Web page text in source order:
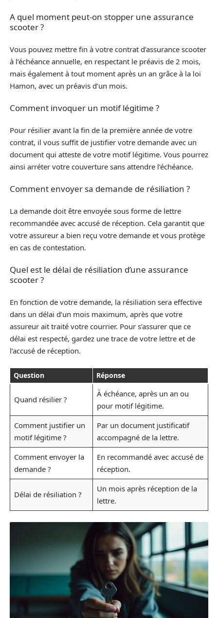
A quel moment peut-on stopper une assurance
scooter ?
Vous pouvez mettre fin à votre contrat d’assurance scooter
à l’échéance annuelle, en respectant le préavis de 2 mois,
mais également à tout moment après un an grâce à la loi
Hamon, avec un préavis d’un mois.
Comment invoquer un motif légitime ?
Pour résilier avant la fin de la première année de votre
contrat, il vous suffit de justifier votre demande avec un
document qui atteste de votre motif légitime. Vous pourrez
ainsi arréter votre couverture sans attendre l’échéance.
Comment envoyer sa demande de résiliation ?
La demande doit être envoyée sous forme de lettre
recommandée avec accusé de réception. Cela garantit que
votre assureur a bien reçu votre demande et vous protège
en cas de contestation.
Quel est le délai de résiliation d’une assurance
scooter ?
En fonction de votre demande, la résiliation sera effective
dans un délai d’un mois maximum, après que votre
assureur ait traité votre courrier. Pour s’assurer que ce
délai est respecté, gardez une trace de votre lettre et de
l’accusé de réception.
Question Réponse
Quand résilier ?
À échéance, après un an ou
pour motif légitime.
Comment justifier un
motif légitime ?
Par un document justificatif
accompagné de la lettre.
Comment envoyer la
demande ?
En recommandé avec accusé de
réception.
Délai de résiliation ?
Un mois après réception de la
lettre.